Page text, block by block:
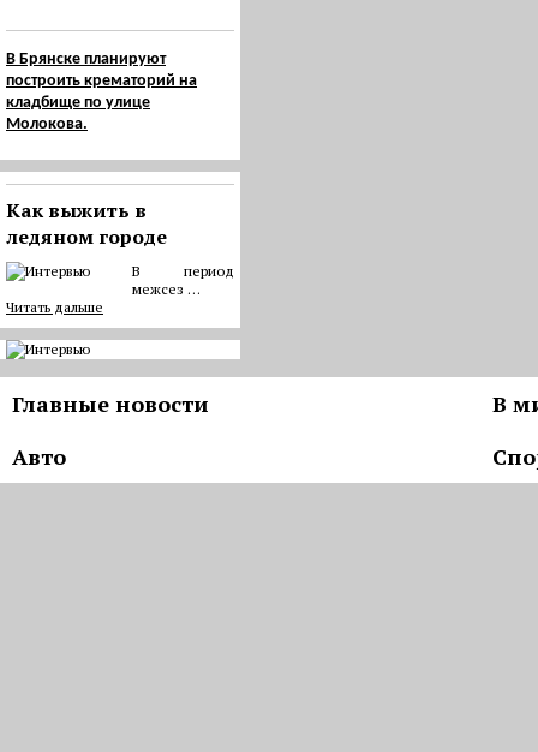
В Брянске планируют
построить крематорий на
кладбище по улице
Молокова.
Как выжить в
ледяном городе
В период
межсез …
Читать дальше
Главные новости
В
Авто